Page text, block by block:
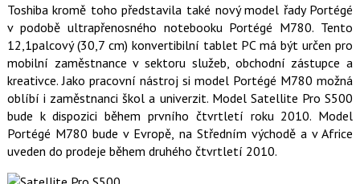
k
Toshiba kromě toho představila také nový model řady Portégé
v podobě ultrapřenosného notebooku Portégé M780. Tento
12,1palcový (30,7 cm) konvertibilní tablet PC má být určen pro
mobilní zaměstnance v sektoru služeb, obchodní zástupce a
kreativce. Jako pracovní nástroj si model Portégé M780 možná
oblíbí i zaměstnanci škol a univerzit. Model Satellite Pro S500
bude k dispozici během prvního čtvrtletí roku 2010. Model
Portégé M780 bude v Evropě, na Středním východě a v Africe
uveden do prodeje během druhého čtvrtletí 2010.